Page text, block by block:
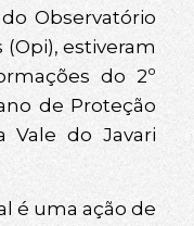
Observatório
estiveram
do 2º
de Proteção
Vale do Javari
é uma ação de